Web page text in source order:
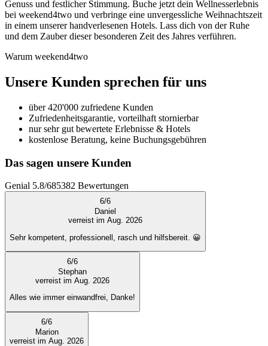
Genuss und festlicher Stimmung. Buche jetzt dein Wellnesserlebnis
bei weekend4two und verbringe eine unvergessliche Weihnachtszeit
in einem unserer handverlesenen Hotels. Lass dich von der Ruhe
und dem Zauber dieser besonderen Zeit des Jahres verführen.
Warum weekend4two
Unsere Kunden sprechen für uns
über 420'000 zufriedene Kunden
Zufriedenheitsgarantie, vorteilhaft stornierbar
nur sehr gut bewertete Erlebnisse & Hotels
kostenlose Beratung, keine Buchungsgebühren
Das sagen unsere Kunden
Genial 5.8/685382 Bewertungen
6/6
Daniel
verreist im Aug. 2026
Sehr kompetent, professionell, rasch und hilfsbereit. 😀
6/6
Stephan
verreist im Aug. 2026
Alles wie immer einwandfrei, Danke!
6/6
Marion
verreist im Aug. 2026